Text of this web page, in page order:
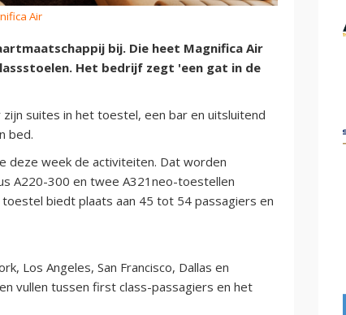
Air
bij. Die heet Magnifica Air
Het bedrijf zegt 'een gat in de
suites in het toestel, een bar en uitsluitend
bed.
deze week de activiteiten. Dat worden
A220-300 en twee A321neo-toestellen
biedt plaats aan 45 tot 54 passagiers en
Los Angeles, San Francisco, Dallas en
vullen tussen first class-passagiers en het